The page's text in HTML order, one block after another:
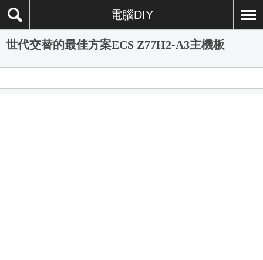
電腦DIY
世代交替的最佳方案ECS Z77H2-A3主機板